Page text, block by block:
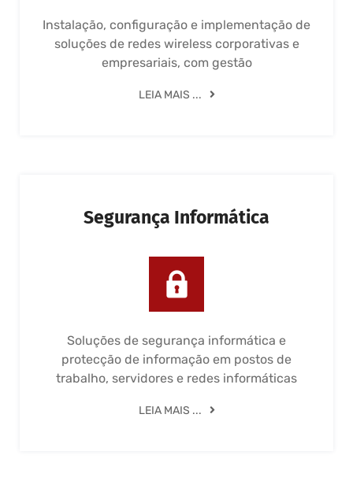
Instalação, configuração e implementação de
soluções de redes wireless corporativas e
empresariais, com gestão
LEIA MAIS ...
Segurança Informática
Soluções de segurança informática e
protecção de informação em postos de
trabalho, servidores e redes informáticas
LEIA MAIS ...